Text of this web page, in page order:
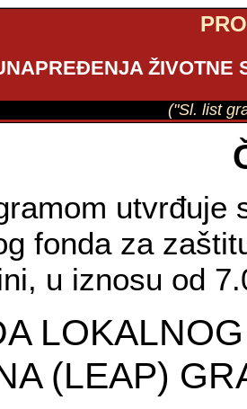
ŽIVOTNE
("Sl. list
utvrđuje
fonda za
u iznosu od
(LEAP)